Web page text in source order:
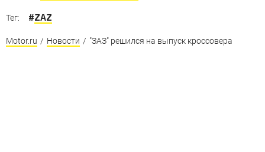
Тег: #ZAZ
Motor.ru / Новости / "ЗАЗ" решился на выпуск кроссовера